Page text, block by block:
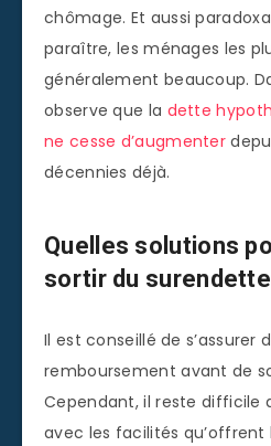
chômage. Et aussi
paraître, les ménages les
généralement beaucoup.
observe que la dette
ne cesse d’augmenter
décennies déjà.
Quelles solutions
sortir du
Il est conseillé de s’assurer
remboursement avant de
Cependant, il reste difficile
avec les facilités qu’offrent